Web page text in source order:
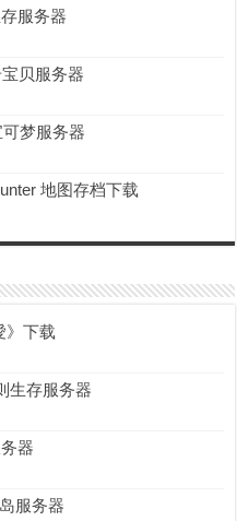
服务器
贝服务器
梦服务器
地图存档下载
》下载
生存服务器
器
服务器